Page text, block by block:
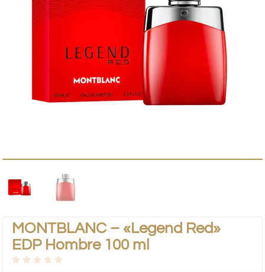
MONTBLANC – «Legend Red»
EDP Hombre 100 ml